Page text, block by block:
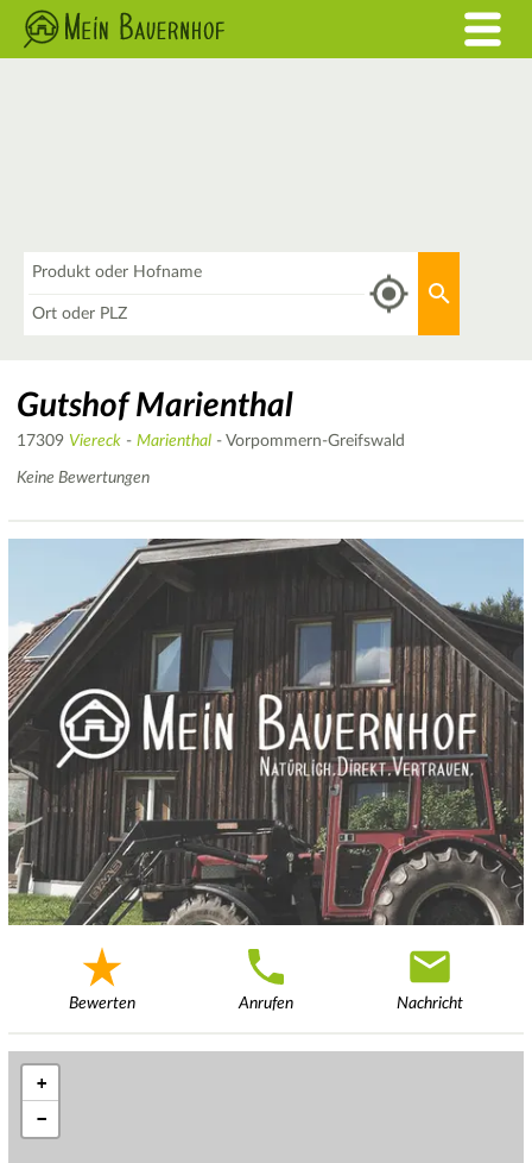
Gutshof Marienthal
17309 Viereck - Marienthal - Vorpommern-Greifswald
Keine Bewertungen
Bewerten Anrufen Nachricht
+
−